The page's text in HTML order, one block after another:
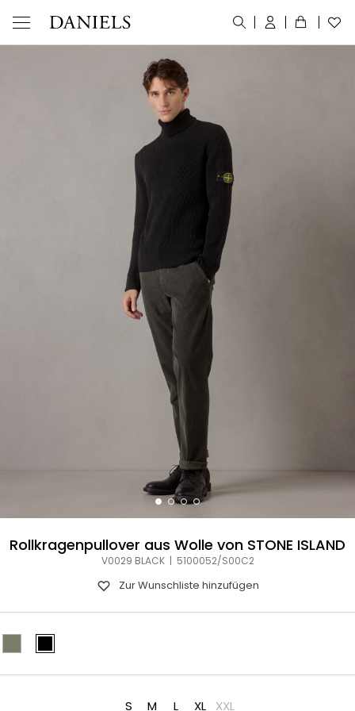
Rollkragenpullover aus Wolle von STONE ISLAND
V0029 BLACK | 5100052/S00C2
Zur Wunschliste hinzufügen
S M L XL XXL